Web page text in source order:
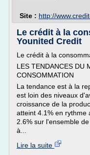
Site : http://
Le crédit à la
Younited Credit
Le crédit à la
LES TENDANCES DU
CONSOMMATION
La tendance est à la
est loin des niveaux
croissance de la
atteint 4.1% en rythme
2.6% sur l'ensemble
à...
Lire la suite